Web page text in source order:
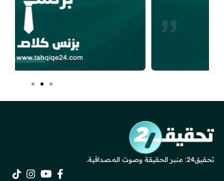
تحقيق24: منبر الحقيقة وصوت المصداقية.